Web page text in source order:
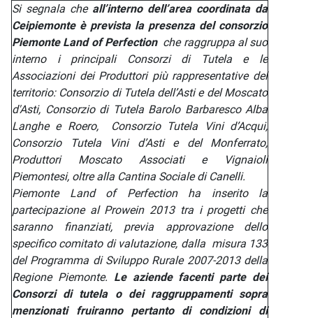
Si segnala che all’interno dell’area coordinata da
Ceipiemonte è prevista la presenza del consorzio
Piemonte Land of Perfectionche raggruppa al suo
interno i principali Consorzi di Tutela e le
Associazioni dei Produttori più rappresentative del
territorio: Consorzio di Tutela dell’Asti e del Moscato
d'Asti, Consorzio di Tutela Barolo Barbaresco Alba
Langhe e Roero, Consorzio Tutela Vini d’Acqui,
Consorzio Tutela Vini d’Asti e del Monferrato,
Produttori Moscato Associati e Vignaioli
Piemontesi, oltre alla Cantina Sociale di Canelli.
Piemonte Land of Perfection ha inserito la
partecipazione al Prowein 2013 tra i progetti che
saranno finanziati, previa approvazione dello
specifico comitato di valutazione, dalla misura 133
del Programma di Sviluppo Rurale 2007-2013 della
Regione Piemonte. Le aziende facenti parte dei
Consorzi di tutela o dei raggruppamenti sopra
menzionati fruiranno pertanto di condizioni di